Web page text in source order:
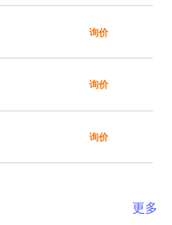
询价
询价
询价
更多